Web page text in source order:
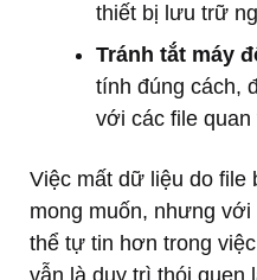
thiết bị lưu trữ
Tránh tắt máy
tính đúng cách,
với các file quan
Việc mất dữ liệu do file
mong muốn, nhưng
thể tự tin hơn trong